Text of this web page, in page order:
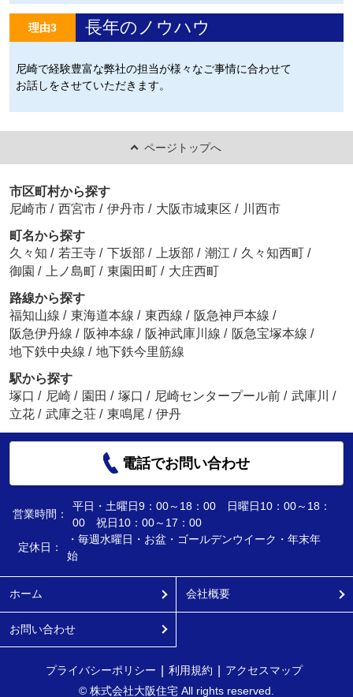
理由3 長年のノウハウ
尼崎で経験豊富な弊社の担当が様々なご事情に合わせて
お話しをさせていただきます。
ページトップへ
市区町村から探す
尼崎市 / 西宮市 / 伊丹市 / 大阪市城東区 / 川西市
町名から探す
久々知 / 若王寺 / 下坂部 / 上坂部 / 潮江 / 久々知西町 /
御園 / 上ノ島町 / 東園田町 / 大庄西町
路線から探す
福知山線 / 東海道本線 / 東西線 / 阪急神戸本線 /
阪急伊丹線 / 阪神本線 / 阪神武庫川線 / 阪急宝塚本線 /
地下鉄中央線 / 地下鉄今里筋線
駅から探す
塚口 / 尼崎 / 園田 / 塚口 / 尼崎センタープール前 / 武庫川
/
立花 / 武庫之荘 / 東鳴尾 / 伊丹
電話でお問い合わせ
営業時間：
平日・土曜日9：00～18：00 日曜日10：00～18：
00 祝日10：00～17：00
定休日：
・毎週水曜日・お盆・ゴールデンウイーク・年末年
始
ホーム 会社概要
お問い合わせ
プライバシーポリシー 利用規約
アクセスマップ
© 株式会社大阪住宅 All rights reserved.